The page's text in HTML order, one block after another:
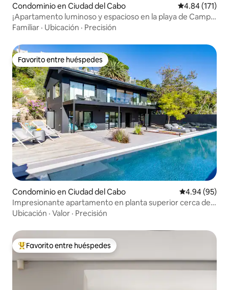
Condominio en Ciudad del Cabo Calificación
4.84 (171)
¡Apartamento luminoso y espacioso en la playa de Camps
Bay!
Familiar · Ubicación · Precisión
Favorito entre huéspedes
Favorito entre huéspedes
Condominio en Ciudad del Cabo Calificación
4.94 (95)
Impresionante apartamento en planta superior cerca de
la playa
Ubicación · Valor · Precisión
De los mejores en Favorito entre huéspedes
Favorito entre huéspedes